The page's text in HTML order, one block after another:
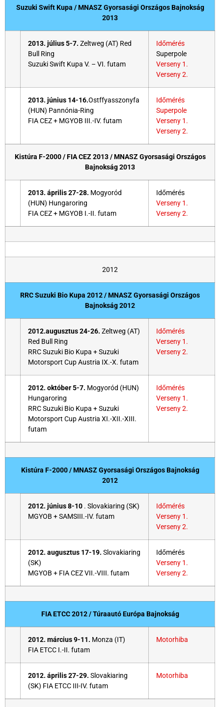
Suzuki Swift Kupa / MNASZ Gyorsasági Országos Bajnokság
2013
2013. július 5-7. Zeltweg (AT) Red
Bull Ring
Suzuki Swift Kupa V. – VI. futam
Időmérés
Superpole
Verseny 1.
Verseny 2.
2013. június 14-16.Ostffyasszonyfa
(HUN) Pannónia-Ring
FIA CEZ + MGYOB III.-IV. futam
Időmérés
Superpole
Verseny 1.
Verseny 2.
Kistúra F-2000 / FIA CEZ 2013 / MNASZ Gyorsasági Országos
Bajnokság 2013
2013. április 27-28. Mogyoród
(HUN) Hungaroring
FIA CEZ + MGYOB I.-II. futam
Időmérés
Verseny 1.
Verseny 2.
2012
RRC Suzuki Bio Kupa 2012 / MNASZ Gyorsasági Országos
Bajnokság 2012
2012.augusztus 24-26. Zeltweg (AT)
Red Bull Ring
RRC Suzuki Bio Kupa + Suzuki
Motorsport Cup Austria IX.-X. futam
Időmérés
Verseny 1.
Verseny 2.
2012. október 5-7. Mogyoród (HUN)
Hungaroring
RRC Suzuki Bio Kupa + Suzuki
Motorsport Cup Austria XI.-XII.-XIII.
futam
Időmérés
Verseny 1.
Verseny 2.
Kistúra F-2000 / MNASZ Gyorsasági Országos Bajnokság
2012
2012. június 8-10 . Slovakiaring (SK)
MGYOB + SAMSIII.-IV. futam
Időmérés
Verseny 1.
Verseny 2.
2012. augusztus 17-19. Slovakiaring
(SK)
MGYOB + FIA CEZ VII.-VIII. futam
Időmérés
Verseny 1.
Verseny 2.
FIA ETCC 2012 / Túraautó Európa Bajnokság
2012. március 9-11. Monza (IT)
FIA ETCC I.-II. futam
Motorhiba
2012. április 27-29. Slovakiaring
(SK) FIA ETCC III-IV. futam
Motorhiba